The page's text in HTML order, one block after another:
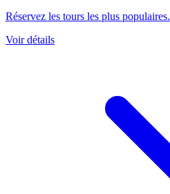
Réservez les tours les plus populaires.
Voir détails